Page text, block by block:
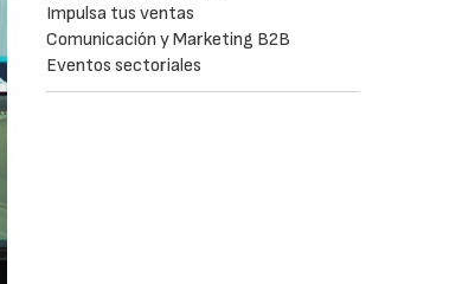
Impulsa tus ventas
Comunicación y Marketing B2B
Eventos sectoriales